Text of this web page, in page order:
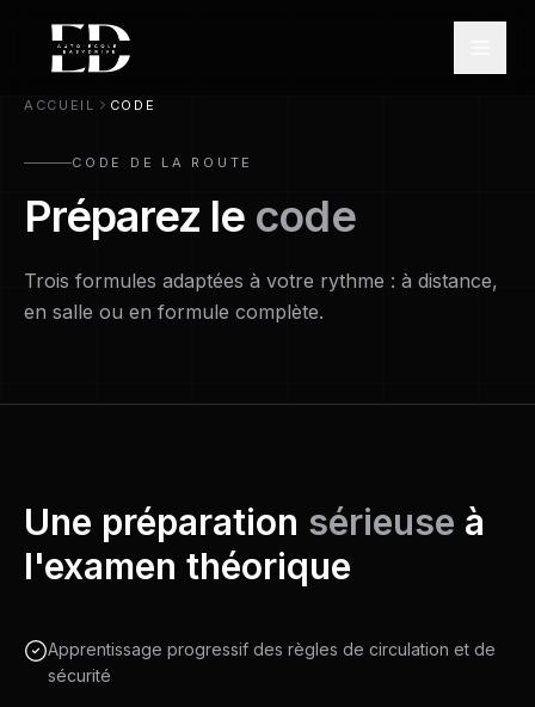
ACCUEIL CODE
CODE DE LA ROUTE
Préparez le code
Trois formules adaptées à votre rythme : à distance,
en salle ou en formule complète.
Une préparation sérieuse à
l'examen théorique
Apprentissage progressif des règles de circulation et de
sécurité